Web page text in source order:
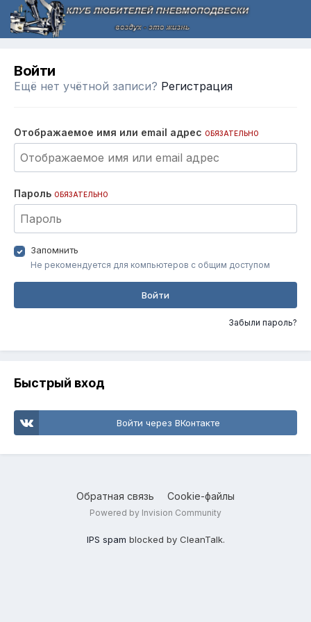
Войти
Ещё нет учётной записи? Регистрация
Отображаемое имя или email адрес ОБЯЗАТЕЛЬНО
Пароль ОБЯЗАТЕЛЬНО
Запомнить
Не рекомендуется для компьютеров с общим доступом
Войти
Забыли пароль?
Быстрый вход
Войти через ВКонтакте
Обратная связь Cookie-файлы
Powered by Invision Community
IPS spam blocked by CleanTalk.